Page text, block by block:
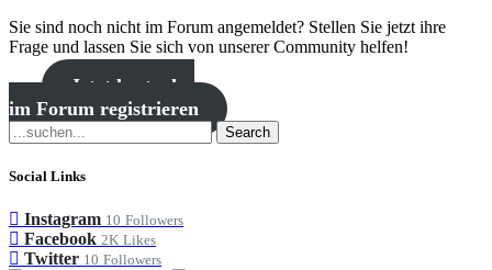
Sie sind noch nicht im Forum angemeldet? Stellen Sie jetzt ihre
Frage und lassen Sie sich von unserer Community helfen!
Jetzt kostenlos
im Forum registrieren
Search
Social Links
Instagram 10 Followers
Facebook 2K Likes
Twitter 10 Followers